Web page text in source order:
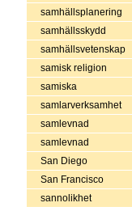
samhällsplanering
samhällsskydd
samhällsvetenskap
samisk religion
samiska
samlarverksamhet
samlevnad
samlevnad
San Diego
San Francisco
sannolikhet